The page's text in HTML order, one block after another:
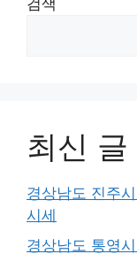
검색
최신 글
경상남도 진주
시세
경상남도 통영